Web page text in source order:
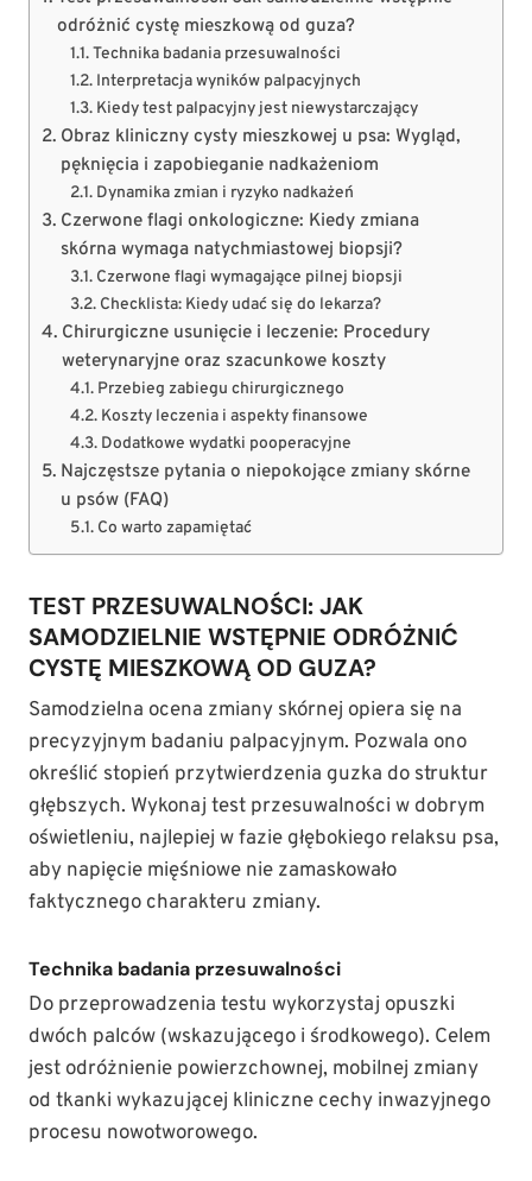
odróżnić cystę mieszkową od guza?
Technika badania przesuwalności
Interpretacja wyników palpacyjnych
Kiedy test palpacyjny jest niewystarczający
Obraz kliniczny cysty mieszkowej u psa: Wygląd,
pęknięcia i zapobieganie nadkażeniom
Dynamika zmian i ryzyko nadkażeń
Czerwone flagi onkologiczne: Kiedy zmiana
skórna wymaga natychmiastowej biopsji?
Czerwone flagi wymagające pilnej biopsji
Checklista: Kiedy udać się do lekarza?
Chirurgiczne usunięcie i leczenie: Procedury
weterynaryjne oraz szacunkowe koszty
Przebieg zabiegu chirurgicznego
Koszty leczenia i aspekty finansowe
Dodatkowe wydatki pooperacyjne
Najczęstsze pytania o niepokojące zmiany skórne
u psów (FAQ)
Co warto zapamiętać
TEST PRZESUWALNOŚCI: JAK
SAMODZIELNIE WSTĘPNIE ODRÓŻNIĆ
CYSTĘ MIESZKOWĄ OD GUZA?
Samodzielna ocena zmiany skórnej opiera się na
precyzyjnym badaniu palpacyjnym. Pozwala ono
określić stopień przytwierdzenia guzka do struktur
głębszych. Wykonaj test przesuwalności w dobrym
oświetleniu, najlepiej w fazie głębokiego relaksu psa,
aby napięcie mięśniowe nie zamaskowało
faktycznego charakteru zmiany.
Technika badania przesuwalności
Do przeprowadzenia testu wykorzystaj opuszki
dwóch palców (wskazującego i środkowego). Celem
jest odróżnienie powierzchownej, mobilnej zmiany
od tkanki wykazującej kliniczne cechy inwazyjnego
procesu nowotworowego.